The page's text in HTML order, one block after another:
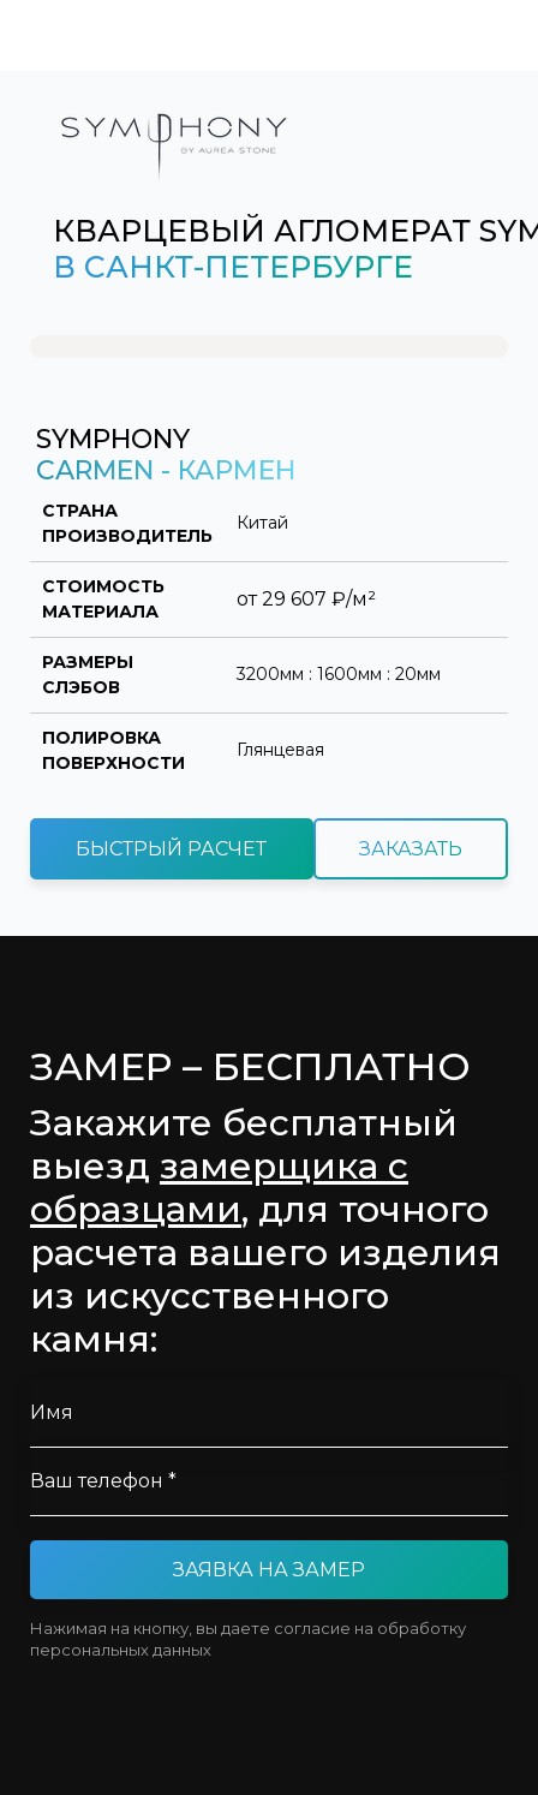
КВАРЦЕВЫЙ АГЛОМЕРАТ
В САНКТ-ПЕТЕРБУРГЕ
SYMPHONY
CARMEN - КАРМЕН
СТРАНА
ПРОИЗВОДИТЕЛЬ
Китай
СТОИМОСТЬ
МАТЕРИАЛА
от29 607 ₽/м²
РАЗМЕРЫ
СЛЭБОВ
3200мм : 1600мм : 20мм
ПОЛИРОВКА
ПОВЕРХНОСТИ
Глянцевая
БЫСТРЫЙ РАСЧЕТ ЗАКАЗАТЬ
ЗАМЕР – БЕСПЛАТНО
Закажите бесплатный
выезд замерщика с
образцами, для точного
расчета вашего изделия
из искусственного
камня:
Имя
Ваш телефон *
ЗАЯВКА НА ЗАМЕР
Нажимая на кнопку, вы даете согласие на обработку
персональных данных